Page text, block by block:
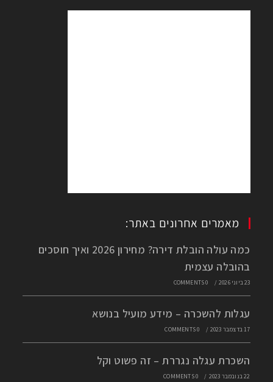
מאמרים אחרונים באתר:
כמה עולה הובלת דירה? מחירון 2026 ואיך חוסכים
בהובלה עצמית
23 ביוני 2026 /
0 COMMENTS
עגלות להשכרה – מידע מועיל בנושא
17 בדצמבר 2023 /
0 COMMENTS
השכרת עגלה נגררת – זה פשוט וקל
22 בנובמבר 2023 /
0 COMMENTS